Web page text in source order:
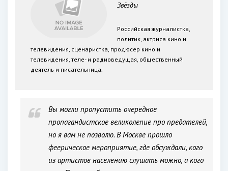
Звёзды
Российская журналистка,
политик, актриса кино и
телевидения, сценаристка, продюсер кино и
телевидения, теле- и радиоведущая, общественный
деятель и писательница.
Вы могли пропустить очередное
пропагандистское великолепие про предателей,
но я вам не позволю. В Москве прошло
феерическое мероприятие, где обсуждали, кого
из артистов населению слушать можно, а кого